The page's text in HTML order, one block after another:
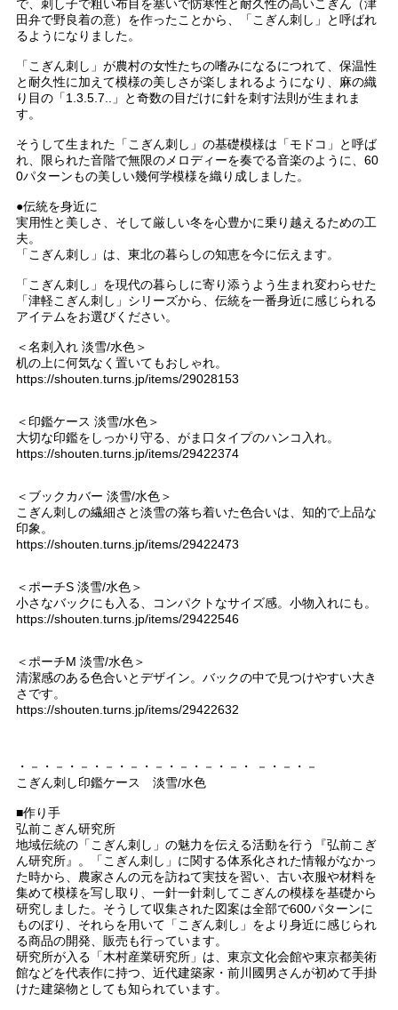
で、刺し子で粗い布目を塞いで防寒性と耐久性の高いこぎん（津
田弁で野良着の意）を作ったことから、「こぎん刺し」と呼ばれ
るようになりました。
「こぎん刺し」が農村の女性たちの嗜みになるにつれて、保温性
と耐久性に加えて模様の美しさが楽しまれるようになり、麻の織
り目の「1.3.5.7..」と奇数の目だけに針を刺す法則が生まれま
す。
そうして生まれた「こぎん刺し」の基礎模様は「モドコ」と呼ば
れ、限られた音階で無限のメロディーを奏でる音楽のように、60
0パターンもの美しい幾何学模様を織り成しました。
●伝統を身近に
実用性と美しさ、そして厳しい冬を心豊かに乗り越えるための工
夫。
「こぎん刺し」は、東北の暮らしの知恵を今に伝えます。
「こぎん刺し」を現代の暮らしに寄り添うよう生まれ変わらせた
「津軽こぎん刺し」シリーズから、伝統を一番身近に感じられる
アイテムをお選びください。
＜名刺入れ 淡雪/水色＞
机の上に何気なく置いてもおしゃれ。
https://shouten.turns.jp/items/29028153
＜印鑑ケース 淡雪/水色＞
大切な印鑑をしっかり守る、がま口タイプのハンコ入れ。
https://shouten.turns.jp/items/29422374
＜ブックカバー 淡雪/水色＞
こぎん刺しの繊細さと淡雪の落ち着いた色合いは、知的で上品な
印象。
https://shouten.turns.jp/items/29422473
＜ポーチS 淡雪/水色＞
小さなバックにも入る、コンパクトなサイズ感。小物入れにも。
https://shouten.turns.jp/items/29422546
＜ポーチM 淡雪/水色＞
清潔感のある色合いとデザイン。バックの中で見つけやすい大き
さです。
https://shouten.turns.jp/items/29422632
・－・－・－・－・－・－・－・－・－・ －・－・－
こぎん刺し印鑑ケース 淡雪/水色
■作り手
弘前こぎん研究所
地域伝統の「こぎん刺し」の魅力を伝える活動を行う『弘前こぎ
ん研究所』。「こぎん刺し」に関する体系化された情報がなかっ
た時から、農家さんの元を訪ねて実技を習い、古い衣服や材料を
集めて模様を写し取り、一針一針刺してこぎんの模様を基礎から
研究しました。そうして収集された図案は全部で600パターンに
ものぼり、それらを用いて「こぎん刺し」をより身近に感じられ
る商品の開発、販売も行っています。
研究所が入る「木村産業研究所」は、東京文化会館や東京都美術
館などを代表作に持つ、近代建築家・前川國男さんが初めて手掛
けた建築物としても知られています。